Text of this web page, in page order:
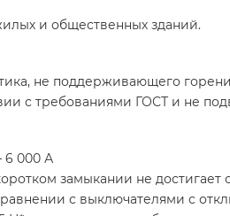
и общественных зданий.
не поддерживающего
с требованиями ГОСТ и не
6 000 А
замыкании не
с выключателями с